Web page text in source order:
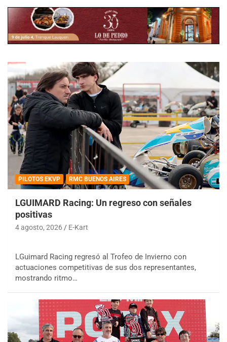
PILOTOS EKVP RMC BUENOS AIRES
LGUIMARD Racing: Un regreso con señales
positivas
4 agosto, 2026 E-Kart
LGuimard Racing regresó al Trofeo de Invierno con
actuaciones competitivas de sus dos representantes,
mostrando ritmo…